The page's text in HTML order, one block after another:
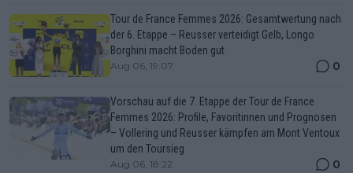
Tour de France Femmes 2026: Gesamtwertung nach
der 6. Etappe – Reusser verteidigt Gelb, Longo
Borghini macht Boden gut
Aug 06, 19:07 0
Vorschau auf die 7. Etappe der Tour de France
Femmes 2026: Profile, Favoritinnen und Prognosen
– Vollering und Reusser kämpfen am Mont Ventoux
um den Toursieg
Aug 06, 18:22 0